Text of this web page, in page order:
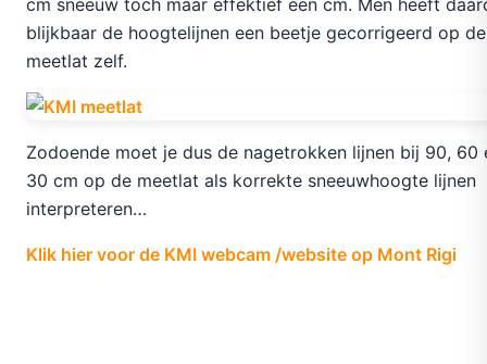
cm sneeuw toch maar effektief één cm. Men heeft
blijkbaar de hoogtelijnen een beetje gecorrigeerd op de
meetlat zelf.
Zodoende moet je dus de nagetrokken lijnen bij 90, 60
30 cm op de meetlat als korrekte sneeuwhoogte lijnen
interpreteren…
Klik hier voor de KMI webcam /website op Mont Rigi